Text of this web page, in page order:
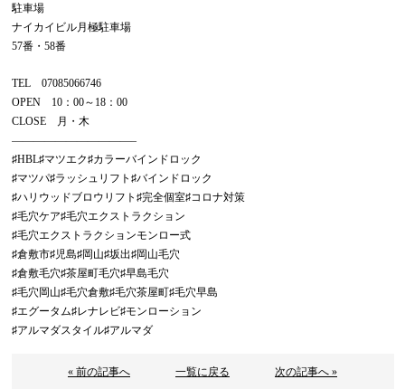
駐車場
ナイカイビル月極駐車場
57番・ 58番
TEL
07085066746
OPEN
10： 00～ 18： 00
CLOSE月・木
———————————–
♯HBL♯マツエク♯カラーバインドロック
♯マツパ♯ラッシュリフト♯バインドロック
♯ハリウッドブロウリフト♯完全個室♯コロナ対策
♯毛穴ケア♯毛穴エクストラクション
♯毛穴エクストラクションモンロー式
♯倉敷市♯児島♯岡山♯坂出♯岡山毛穴
♯倉敷毛穴♯茶屋町毛穴♯早島毛穴
♯毛穴岡山♯毛穴倉敷♯毛穴茶屋町♯毛穴早島
♯エグータム♯レナレビ♯モンローション
♯アルマダスタイル♯アルマダ
« 前の記事へ 一覧に戻る 次の記事へ »